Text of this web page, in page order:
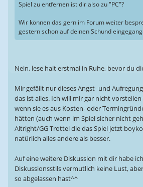
Spiel zu entfernen ist dir also zu "PC"?
Wir können das gern im Forum weiter
gestern schon auf deinen Schund
Nein, lese halt erstmal in Ruhe, bevor du
Mir gefällt nur dieses Angst- und
das ist alles. Ich will mir gar nicht
wenn sie es aus Kosten- oder
hätten (auch wenn im Spiel sicher nicht
Altright/GG Trottel die das Spiel jetzt
natürlich alles andere als besser.
Auf eine weitere Diskussion mit dir habe
Diskussionsstils vermutlich keine Lust,
so abgelassen hast^^